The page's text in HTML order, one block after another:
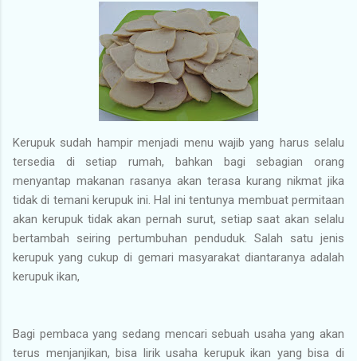
Kerupuk sudah hampir menjadi menu wajib yang harus selalu
tersedia di setiap rumah, bahkan bagi sebagian orang
menyantap makanan rasanya akan terasa kurang nikmat jika
tidak di temani kerupuk ini. Hal ini tentunya membuat permitaan
akan kerupuk tidak akan pernah surut, setiap saat akan selalu
bertambah seiring pertumbuhan penduduk. Salah satu jenis
kerupuk yang cukup di gemari masyarakat diantaranya adalah
kerupuk ikan,
Bagi pembaca yang sedang mencari sebuah usaha yang akan
terus menjanjikan, bisa lirik usaha kerupuk ikan yang bisa di